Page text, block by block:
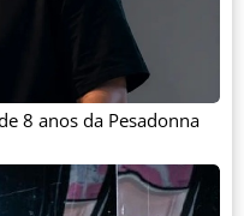
8 anos da Pesadonna